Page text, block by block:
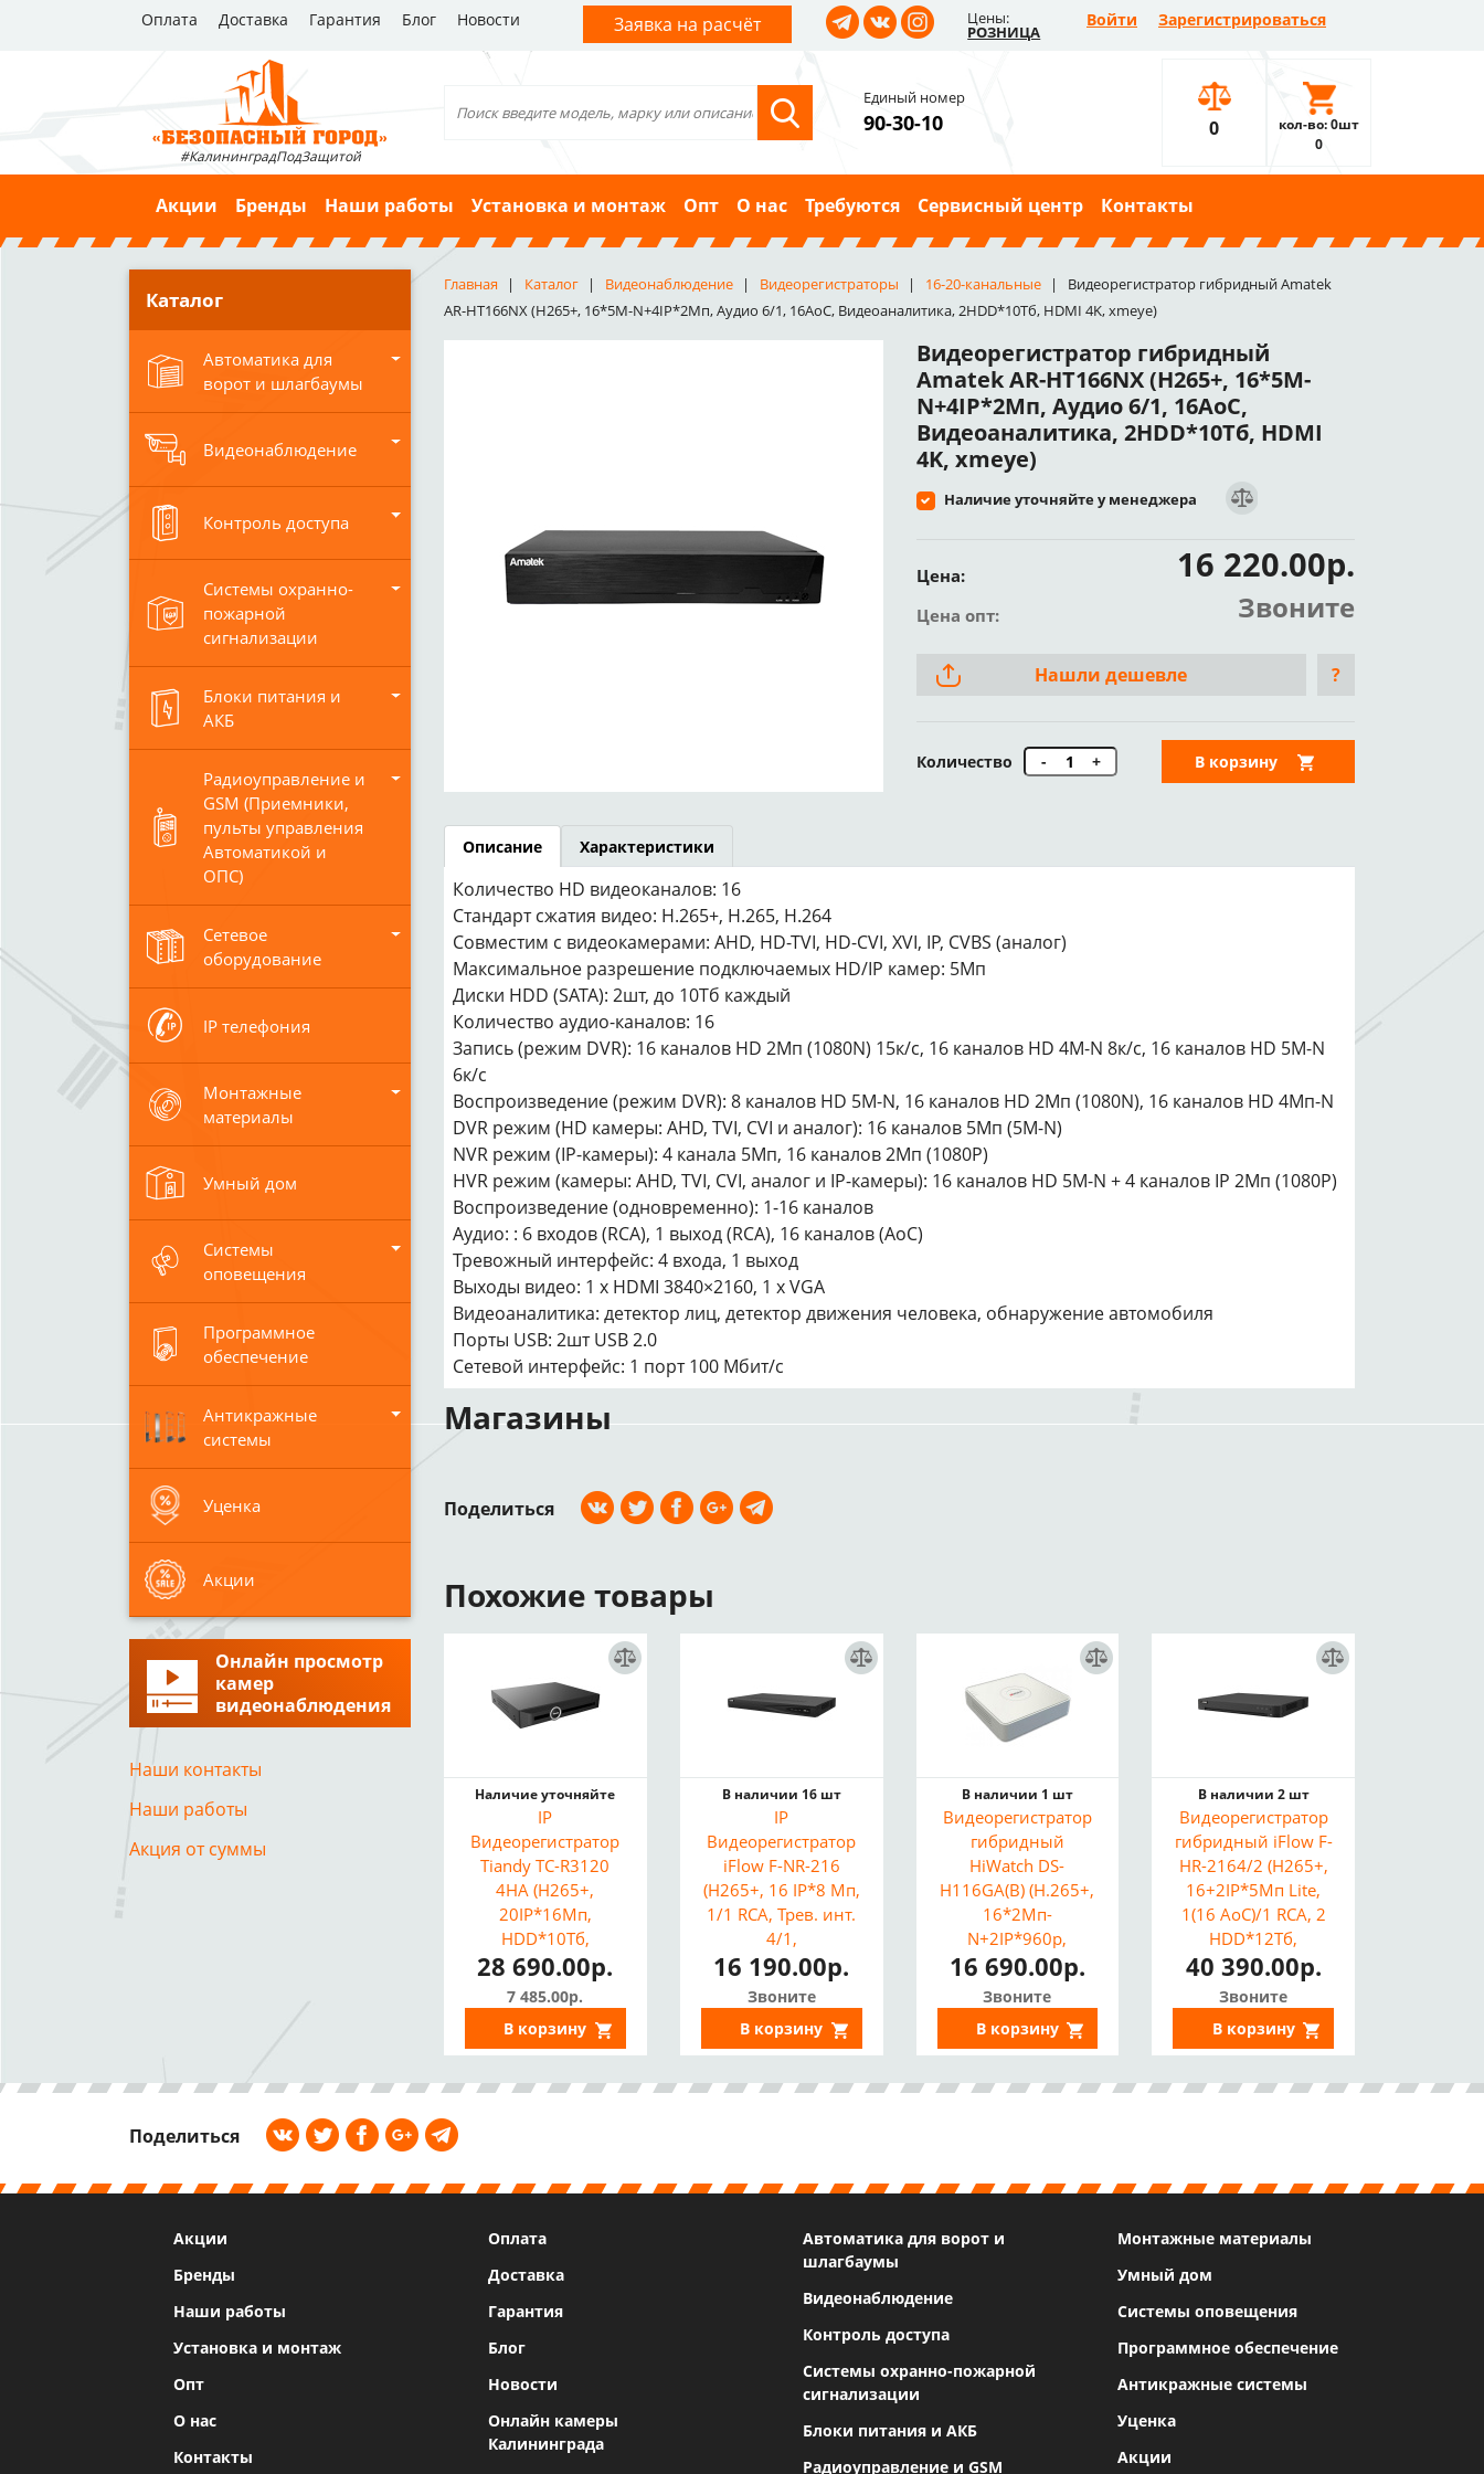
Оплата Доставка Гарантия Блог Новости Заявка на расчёт Цены:
РОЗНИЦА
Войти Зарегистрироваться
#КалининградПодЗащитой
Единый номер
90-30-10 0
кол-во: 0шт
0
Акции Бренды Наши работы Установка и монтаж Опт О нас Требуются Сервисный центр Контакты
Каталог
Автоматика для
ворот и шлагбаумы
Видеонаблюдение
Контроль доступа
Системы охранно-
пожарной
сигнализации
Блоки питания и
АКБ
Радиоуправление и
GSM (Приемники,
пульты управления
Автоматикой и
ОПС)
Сетевое
оборудование
IP телефония
Монтажные
материалы
Умный дом
Системы
оповещения
Программное
обеспечение
Антикражные
системы
Уценка
Акции
Онлайн просмотр
камер
видеонаблюдения
Наши контакты
Наши работы
Акция от суммы
Главная Каталог Видеонаблюдение Видеорегистраторы 16-20-канальные
Видеорегистратор гибридный Amatek
AR-HT166NX (H265+, 16*5M-N+4IP*2Мп, Аудио 6/1, 16AoC, Видеоаналитика, 2HDD*10Тб, HDMI 4K, xmeye)
Видеорегистратор гибридный
Amatek AR-HT166NX (H265+, 16*5M-
N+4IP*2Мп, Аудио 6/1, 16AoC,
Видеоаналитика, 2HDD*10Тб, HDMI
4K, xmeye)
Наличие уточняйте у менеджера
Цена: 16 220.00р.
Цена опт: Звоните
Нашли дешевле ?
Количество - + В корзину
Описание Характеристики
Количество HD видеоканалов: 16
Стандарт сжатия видео: H.265+, H.265, H.264
Совместим с видеокамерами: AHD, HD-TVI, HD-CVI, XVI, IP, CVBS (аналог)
Максимальное разрешение подключаемых HD/IP камер: 5Мп
Диски HDD (SATA): 2шт, до 10Тб каждый
Количество аудио-каналов: 16
Запись (режим DVR): 16 каналов HD 2Мп (1080N) 15к/с, 16 каналов HD 4M-N 8к/с, 16 каналов HD 5M-N
6к/с
Воспроизведение (режим DVR): 8 каналов HD 5M-N, 16 каналов HD 2Мп (1080N), 16 каналов HD 4Мп-N
DVR режим (HD камеры: AHD, TVI, CVI и аналог): 16 каналов 5Мп (5M-N)
NVR режим (IP-камеры): 4 канала 5Мп, 16 каналов 2Мп (1080P)
HVR режим (камеры: AHD, TVI, CVI, аналог и IP-камеры): 16 каналов HD 5М-N + 4 каналов IP 2Мп (1080P)
Воспроизведение (одновременно): 1-16 каналов
Аудио: : 6 входов (RCA), 1 выход (RCA), 16 каналов (AoC)
Тревожный интерфейс: 4 входа, 1 выход
Выходы видео: 1 x HDMI 3840×2160, 1 x VGA
Видеоаналитика: детектор лиц, детектор движения человека, обнаружение автомобиля
Порты USB: 2шт USB 2.0
Сетевой интерфейс: 1 порт 100 Мбит/с
Магазины
Поделиться
Похожие товары
Наличие уточняйте
IP
Видеорегистратор
Tiandy TC-R3120
4HA (H265+,
20IP*16Мп,
HDD*10Тб,
Видеоаналитика)
28 690.00р.
7 485.00р.
В корзину
В наличии 16 шт
IP
Видеорегистратор
iFlow F-NR-216
(H265+, 16 IP*8 Мп,
1/1 RCA, Трев. инт.
4/1,
Видеоналитика,
HDD*10Тб, HDMI
4K, Аналог DS-
N316(D))
16 190.00р.
Звоните
В корзину
В наличии 1 шт
Видеорегистратор
гибридный
HiWatch DS-
H116GA(B) (H.265+,
16*2Mп-
N+2IP*960p,
1/1*RCA/16*AoC, 1
HDD*10Тб)
16 690.00р.
Звоните
В корзину
В наличии 2 шт
Видеорегистратор
гибридный iFlow F-
HR-2164/2 (H265+,
16+2IP*5Мп Lite,
1(16 AoC)/1 RCA, 2
HDD*12Тб,
Видеоаналитика,
HDMI 4K, Аналог
DS-H316/2QA(C))
40 390.00р.
Звоните
В корзину
Поделиться
Акции
Бренды
Наши работы
Установка и монтаж
Опт
О нас
Контакты
Оплата
Доставка
Гарантия
Блог
Новости
Онлайн камеры
Калининграда
Автоматика для ворот и
шлагбаумы
Видеонаблюдение
Контроль доступа
Системы охранно-пожарной
сигнализации
Блоки питания и АКБ
Радиоуправление и GSM
Монтажные материалы
Умный дом
Системы оповещения
Программное обеспечение
Антикражные системы
Уценка
Акции